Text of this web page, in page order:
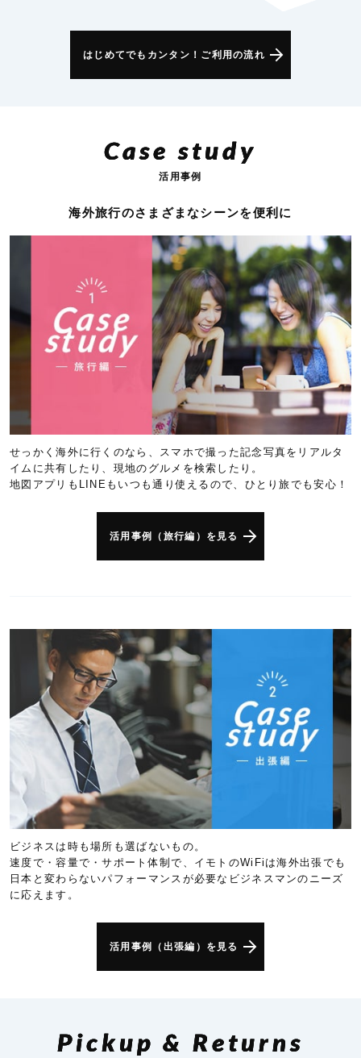
はじめてでもカンタン！ご利用の流れ
Case study
活用事例
海外旅行のさまざまなシーンを便利に
せっかく海外に行くのなら、スマホで撮った記念写真をリアルタ
イムに共有したり、現地のグルメを検索したり。
地図アプリもLINEもいつも通り使えるので、ひとり旅でも安心！
活用事例（旅行編）を見る
ビジネスは時も場所も選ばないもの。
速度で・容量で・サポート体制で、イモトのWiFiは海外出張でも
日本と変わらないパフォーマンスが必要なビジネスマンのニーズ
に応えます。
活用事例（出張編）を見る
Pickup & Returns